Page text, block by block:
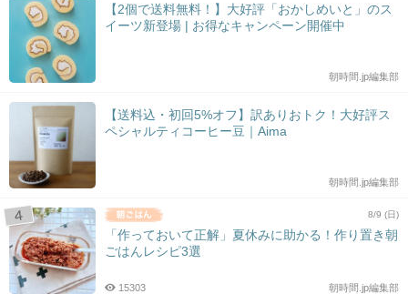
【2個で送料無料！】大好評「おかしめいと」のス
イーツ新登場 | お得なキャンペーン開催中
朝時間.jp編集部
【送料込・初回5%オフ】訳ありおトク！大好評ス
ペシャルティコーヒー豆｜Aima
朝時間.jp編集部
8/9 (日)
「作っておいて正解」夏休みに助かる！作り置き朝
ごはんレシピ3選
朝時間.jp編集部
15303